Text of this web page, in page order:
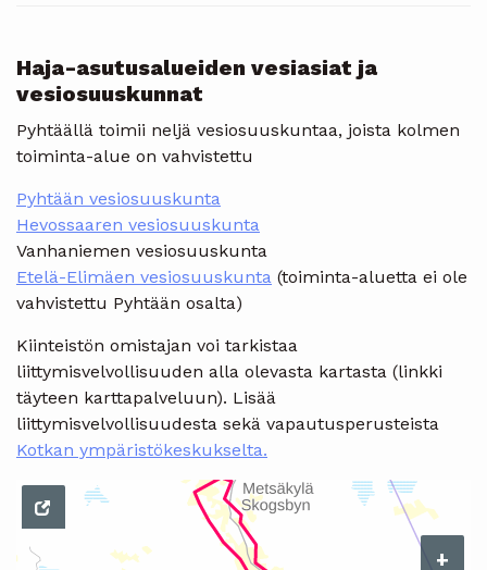
Haja-asutusalueiden vesiasiat ja
vesiosuuskunnat
Pyhtäällä toimii neljä vesiosuuskuntaa, joista kolmen
toiminta-alue on vahvistettu
Pyhtään vesiosuuskunta
Hevossaaren vesiosuuskunta
Vanhaniemen vesiosuuskunta
Etelä-Elimäen vesiosuuskunta (toiminta-aluetta ei ole
vahvistettu Pyhtään osalta)
Kiinteistön omistajan voi tarkistaa
liittymisvelvollisuuden alla olevasta kartasta (linkki
täyteen karttapalveluun). Lisää
liittymisvelvollisuudesta sekä vapautusperusteista
Kotkan ympäristökeskukselta.